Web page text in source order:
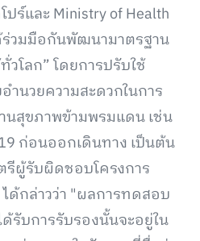
ร์และ Ministry of Health
ร่วมมือกันพัฒนามาตรฐาน
โลก” โดยการปรับใช้
ำนวยความสะดวกในการ
นสุขภาพข้ามพรมแดน เช่น
ก่อนออกเดินทาง เป็นต้น
ผู้รับผิดชอบโครงการ
ด้กล่าวว่า "ผลการทดสอบ
รับการรับรองนั้นจะอยู่ใน